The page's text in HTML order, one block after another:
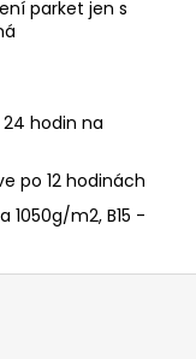
parket jen s
hodin na
po 12 hodinách
1050g/m2, B15 -